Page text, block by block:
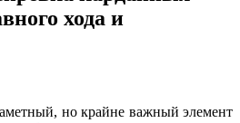
хода и
но крайне важный элемент